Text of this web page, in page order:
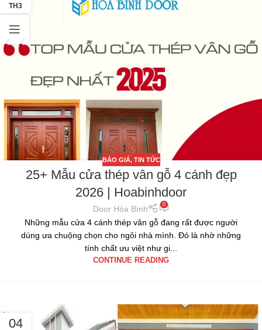
TH3
BÁO GIÁ, TIN TỨC
25+ Mẫu cửa thép vân gỗ 4 cánh đẹp
2026 | Hoabinhdoor
Door Hòa Bình 0
Những mẫu cửa 4 cánh thép vân gỗ đang rất được người
dùng ưa chuộng chọn cho ngôi nhà mình. Đó là nhờ những
tính chất ưu việt như gi...
CONTINUE READING
04